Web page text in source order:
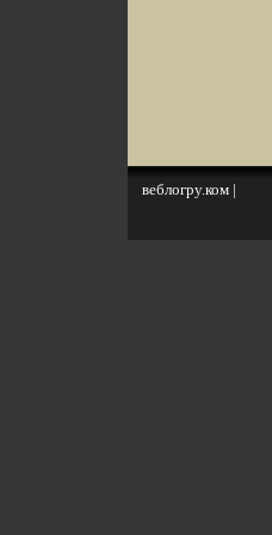
веблогру.ком |